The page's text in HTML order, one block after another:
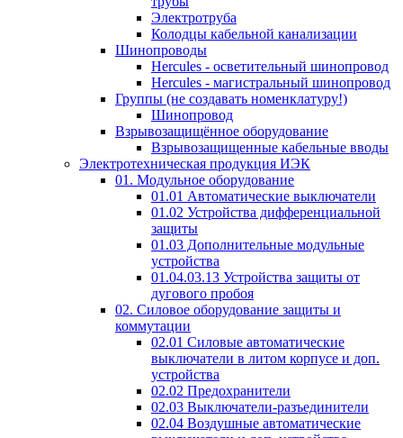
Электротруба
Колодцы кабельной канализации
Шинопроводы
Hercules - осветительный шинопровод
Hercules - магистральный шинопровод
Группы (не создавать номенклатуру!)
Шинопровод
Взрывозащищённое оборудование
Взрывозащищенные кабельные вводы
Электротехническая продукция ИЭК
01. Модульное оборудование
01.01 Автоматические выключатели
01.02 Устройства дифференциальной
защиты
01.03 Дополнительные модульные
устройства
01.04.03.13 Устройства защиты от
дугового пробоя
02. Силовое оборудование защиты и
коммутации
02.01 Силовые автоматические
выключатели в литом корпусе и доп.
устройства
02.02 Предохранители
02.03 Выключатели-разъединители
02.04 Воздушные автоматические